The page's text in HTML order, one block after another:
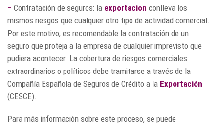
– Contratación de seguros: la exportacion conlleva los
mismos riesgos que cualquier otro tipo de actividad comercial.
Por este motivo, es recomendable la contratación de un
seguro que proteja a la empresa de cualquier imprevisto que
pudiera acontecer. La cobertura de riesgos comerciales
extraordinarios o políticos debe tramitarse a través de la
Compañía Española de Seguros de Crédito a la Exportación
(CESCE).
Para más información sobre este proceso, se puede